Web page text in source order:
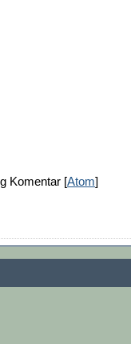
Komentar [Atom]